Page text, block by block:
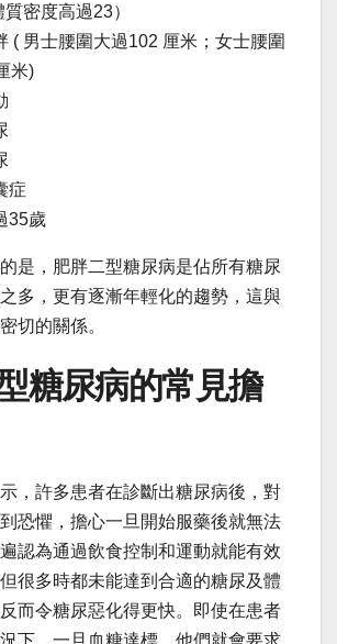
密度高過23）
( 男士腰圍大過102 厘米；女士腰圍
米)
症
35歲
是，肥胖二型糖尿病是佔所有糖尿
多，更有逐漸年輕化的趨勢，這與
切的關係。
糖尿病的常見擔
，許多患者在診斷出糖尿病後，對
恐懼，擔心一旦開始服藥後就無法
認為通過飲食控制和運動就能有效
很多時都未能達到合適的糖尿及體
而令糖尿惡化得更快。即使在患者